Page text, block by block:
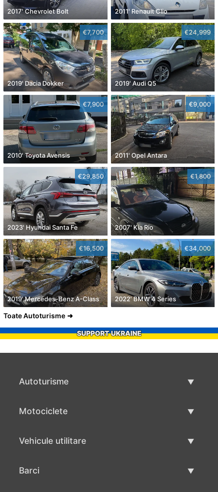
2017' Chevrolet Bolt 2011' Renault Clio
€7,700
2019' Dacia Dokker
€24,999
2019' Audi Q5
€7,900
2010' Toyota Avensis
€9,000
2011' Opel Antara
€29,850
2023' Hyundai Santa Fe
€1,800
2007' Kia Rio
€16,500
2019' Mercedes-Benz A-Class
€34,000
2022' BMW 4 Series
Toate Autoturisme
SUPPORT UKRAINE
Autoturisme
Motociclete
Vehicule utilitare
Barci